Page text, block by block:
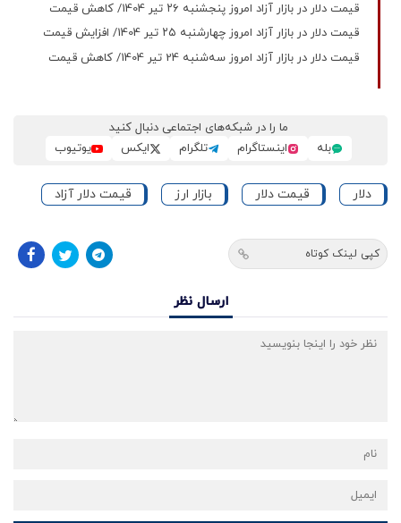
قیمت دلار در بازار آزاد امروز پنجشنبه ۲۶ تیر 1404/ کاهش قیمت
قیمت دلار در بازار آزاد امروز چهارشنبه ۲۵ تیر 1404/ افزایش قیمت
قیمت دلار در بازار آزاد امروز سه‌شنبه 24 تیر 1404/ کاهش قیمت
ما را در شبکه‌های اجتماعی دنبال کنید
بله
اینستاگرام تلگرام ایکس یوتیوب
دلار قیمت دلار بازار ارز قیمت دلار آزاد
کپی لینک کوتاه
ارسال نظر